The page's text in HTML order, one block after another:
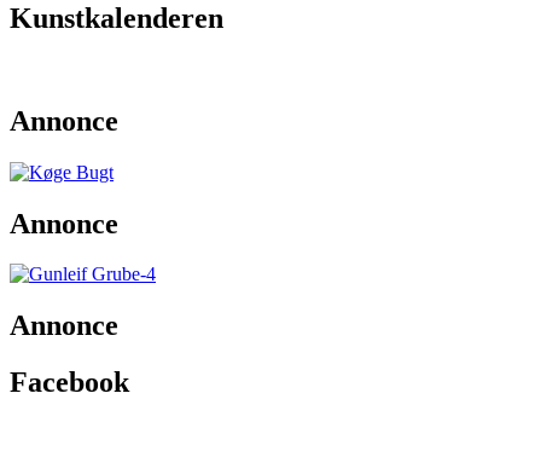
Kunstkalenderen
Annonce
Annonce
Annonce
Facebook